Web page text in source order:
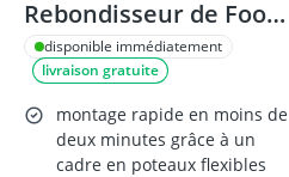
Rebondisseur de Foot
2,4 x 1,5 m – Filet
Rebondisseur pour
entraînement
multisport (3 tailles)
disponible immédiatement
livraison gratuite
montage rapide en moins de
deux minutes grâce à un
cadre en poteaux flexibles